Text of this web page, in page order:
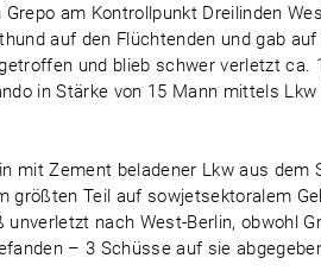
am Kontrollpunkt Dreilinden
auf den Flüchtenden und gab
und blieb schwer verletzt ca.
in Stärke von 15 Mann mittels
mit Zement beladener Lkw aus dem
größten Teil auf sowjetsektoralem
unverletzt nach West-Berlin, obwohl
– 3 Schüsse auf sie